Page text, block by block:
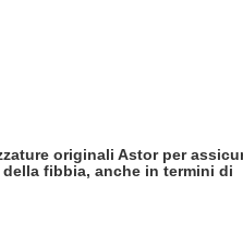
originali Astor per
fibbia, anche in termini di